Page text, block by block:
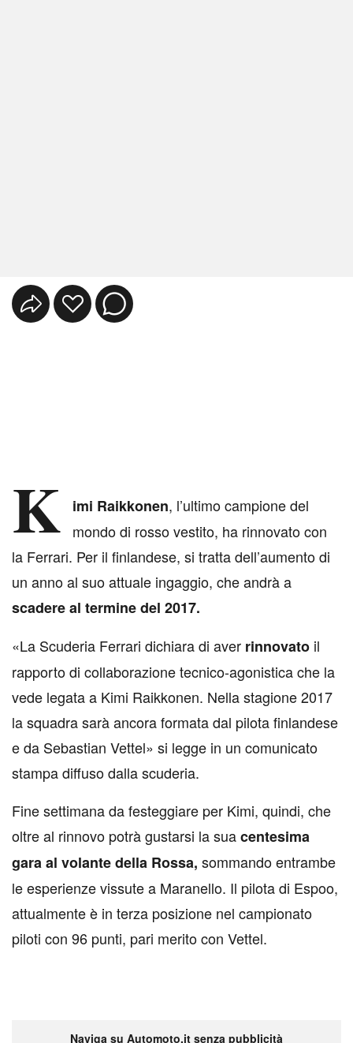
K imi Raikkonen, l’ultimo campione del
mondo di rosso vestito, ha rinnovato con
la Ferrari. Per il finlandese, si tratta dell’aumento di
un anno al suo attuale ingaggio, che andrà a
scadere al termine del 2017.
«La Scuderia Ferrari dichiara di aver rinnovato il
rapporto di collaborazione tecnico-agonistica che la
vede legata a Kimi Raikkonen. Nella stagione 2017
la squadra sarà ancora formata dal pilota finlandese
e da Sebastian Vettel» si legge in un comunicato
stampa diffuso dalla scuderia.
Fine settimana da festeggiare per Kimi, quindi, che
oltre al rinnovo potrà gustarsi la suacentesima
gara al volante della Rossa, sommando entrambe
le esperienze vissute a Maranello. Il pilota di Espoo,
attualmente è in terza posizione nel campionato
piloti con 96 punti, pari merito con Vettel.
Naviga su Automoto.it senza pubblicità